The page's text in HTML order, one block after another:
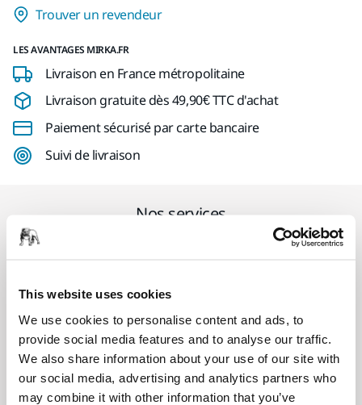
This website uses cookies
We use cookies to personalise content and ads, to
provide social media features and to analyse our traffic.
We also share information about your use of our site with
our social media, advertising and analytics partners who
may combine it with other information that you’ve
Trouver un revendeur
LES AVANTAGES MIRKA.FR
Livraison en France métropolitaine
Livraison gratuite dès 49,90€ TTC d'achat
Paiement sécurisé par carte bancaire
Suivi de livraison
Nos services
Service client Mirka
Garantie 2 ans + 1 an offert pour les outils
Abrasifs & outils professionnels au service d'une
finition impeccable